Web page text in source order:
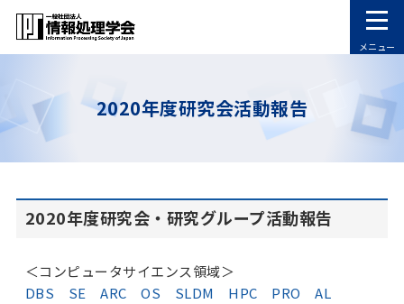
メニュー
2020年度研究会活動報告
2020年度研究会・研究グループ活動報告
＜コンピュータサイエンス領域＞
DBS
SE ARC OS SLDM HPC PRO
AL